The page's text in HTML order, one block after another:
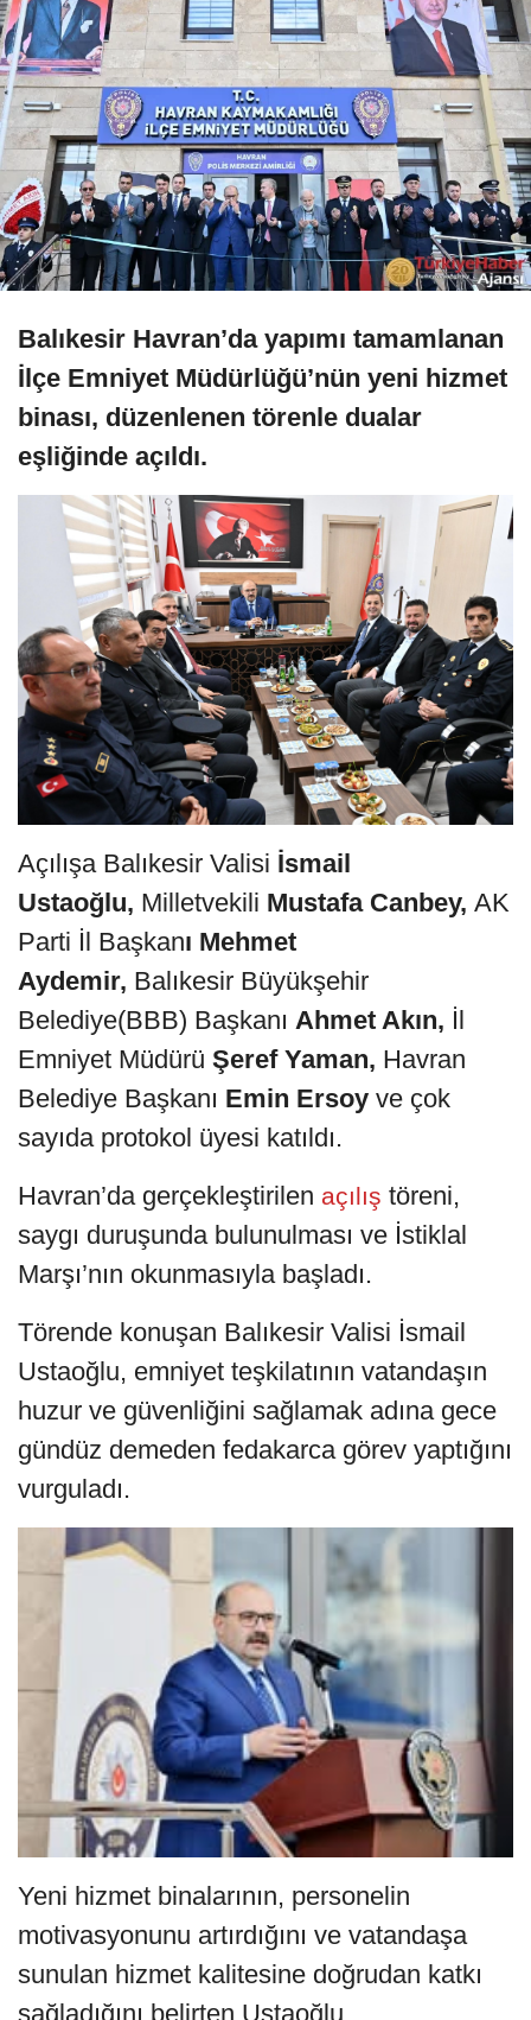
Balıkesir Havran’da yapımı tamamlanan
İlçe Emniyet Müdürlüğü’nün yeni hizmet
binası, düzenlenen törenle dualar
eşliğinde açıldı.
Açılışa Balıkesir Valisi İsmail
Ustaoğlu, Milletvekili Mustafa Canbey, AK
Parti İl Başkanı Mehmet
Aydemir, Balıkesir Büyükşehir
Belediye(BBB) Başkanı Ahmet Akın, İl
Emniyet Müdürü Şeref Yaman, Havran
Belediye Başkanı Emin Ersoy ve çok
sayıda protokol üyesi katıldı.
Havran’da gerçekleştirilen açılış töreni,
saygı duruşunda bulunulması ve İstiklal
Marşı’nın okunmasıyla başladı.
Törende konuşan Balıkesir Valisi İsmail
Ustaoğlu, emniyet teşkilatının vatandaşın
huzur ve güvenliğini sağlamak adına gece
gündüz demeden fedakarca görev yaptığını
vurguladı.
Yeni hizmet binalarının, personelin
motivasyonunu artırdığını ve vatandaşa
sunulan hizmet kalitesine doğrudan katkı
sağladığını belirten Ustaoğlu,